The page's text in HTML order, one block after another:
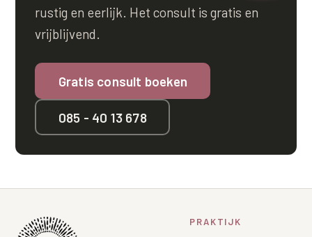
rustig en eerlijk. Het consult is gratis en
vrijblijvend.
Gratis consult boeken
085 - 40 13 678
PRAKTIJK